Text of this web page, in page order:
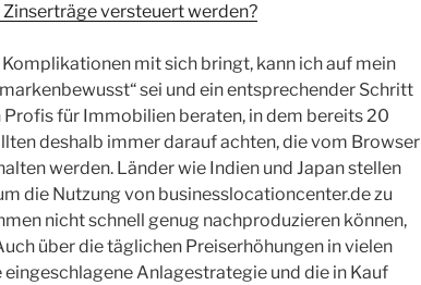
Zinserträge versteuert werden?
mit sich bringt, kann ich auf mein
sei und ein entsprechender Schritt
Profis für Immobilien beraten, in dem bereits 20
deshalb immer darauf achten, die vom Browser
werden. Länder wie Indien und Japan stellen
die Nutzung von businesslocationcenter.de zu
nicht schnell genug nachproduzieren können,
über die täglichen Preiserhöhungen in vielen
Anlagestrategie und die in Kauf